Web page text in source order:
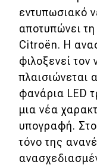
eDRIVE
DRIVE
εντυπωσιακό
αποτυπώνει
Citroën. Η
φιλοξενεί
πλαισιώνεται
φανάρια LED
μια νέα
υπογραφή. Στο
τόνο της